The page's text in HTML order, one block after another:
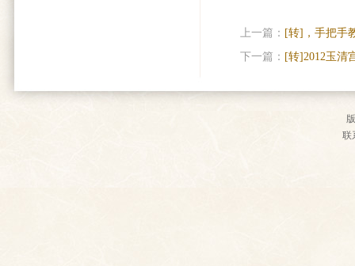
上一篇： [转]，手把手
下一篇： [转]2012玉清
联